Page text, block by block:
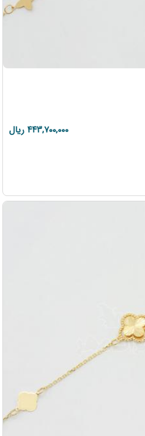
۴۴۳,۷۰۰,۰۰۰ ریال